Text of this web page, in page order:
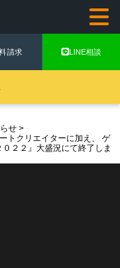
請求 LINE相談
せ >
トクリエイターに加え、 ゲ
２２』大盛況にて終了しま